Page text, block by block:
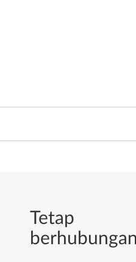
Tetap
berhubungan